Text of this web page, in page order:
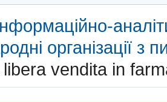
організації з
vendita in